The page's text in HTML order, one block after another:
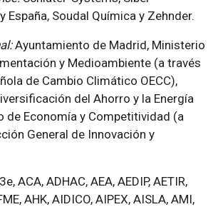
España, Soudal Química y Zehnder.
Ayuntamiento de Madrid, Ministerio
y Medioambiente (a través
de Cambio Climático OECC),
del Ahorro y la Energía
de Economía y Competitividad (a
General de Innovación y
ACA, ADHAC, AEA, AEDIP, AETIR,
AHK, AIDICO, AIPEX, AISLA, AMI,